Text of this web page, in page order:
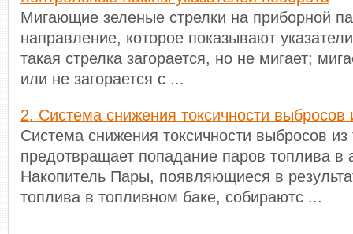
Мигающие зеленые стрелки на приборной
направление, которое показывают
такая стрелка загорается, но не мигает;
или не загорается с ...
2. Система снижения токсичности выбросов
Система снижения токсичности выбросов из
предотвращает попадание паров топлива в
Накопитель Пары, появляющиеся в
топлива в топливном баке, собираютс ...